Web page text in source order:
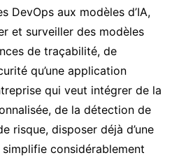
DevOps aux modèles d’IA,
et surveiller des modèles
de traçabilité, de
qu’une application
qui veut intégrer de la
de la détection de
risque, disposer déjà d’une
considérablement